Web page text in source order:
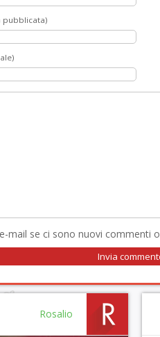
pubblicata)
mail se ci sono nuovi commenti o
Rosalio